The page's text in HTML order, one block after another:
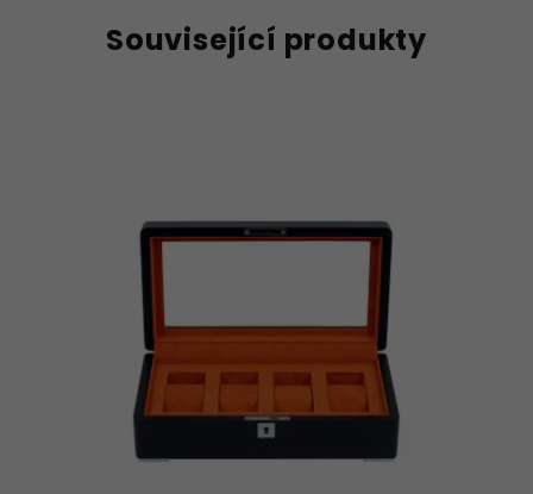
Související produkty